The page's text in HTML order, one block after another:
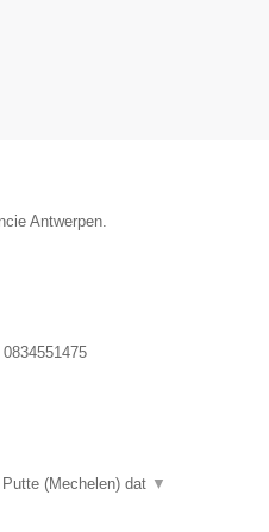
Antwerpen.
0834551475
(Mechelen) dat ▼